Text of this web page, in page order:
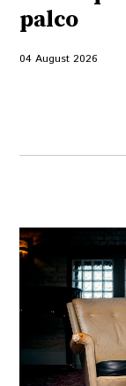
palco
04 August 2026